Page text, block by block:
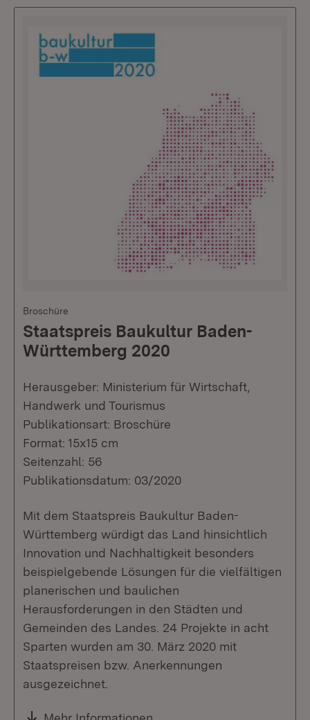
Broschüre
Staatspreis Baukultur Baden-
Württemberg 2020
Herausgeber: Ministerium für Wirtschaft,
Handwerk und Tourismus
Publikationsart: Broschüre
Format: 15x15 cm
Seitenzahl: 56
Publikationsdatum: 03/2020
Mit dem Staatspreis Baukultur Baden-
Württemberg würdigt das Land hinsichtlich
Innovation und Nachhaltigkeit besonders
beispielgebende Lösungen für die vielfältigen
planerischen und baulichen
Herausforderungen in den Städten und
Gemeinden des Landes. 24 Projekte in acht
Sparten wurden am 30. März 2020 mit
Staatspreisen bzw. Anerkennungen
ausgezeichnet.